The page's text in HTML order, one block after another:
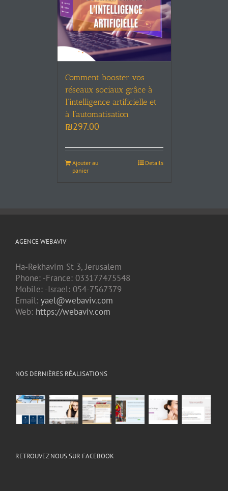
Comment booster vos
réseaux sociaux grâce à
l’intelligence artificielle et
à l’automatisation
₪297.00
Ajouter au
panier
Details
AGENCE WEBAVIV
Ha-Rekhavim St 3, Jerusalem
Phone: -France: 033177475548
Mobile: -Israel: 054-7567379
Email: yael@webaviv.com
Web: https://webaviv.com
NOS DERNIÈRES RÉALISATIONS
RETROUVEZ NOUS SUR FACEBOOK